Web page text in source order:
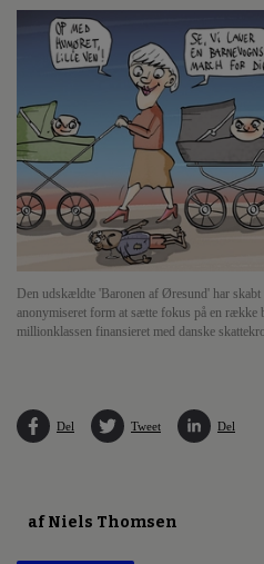
Den udskældte 'Baronen af Øresund' har
anonymiseret form at sætte fokus på en
millionklassen finansieret med danske
Del Tweet Del
af Niels Thomsen